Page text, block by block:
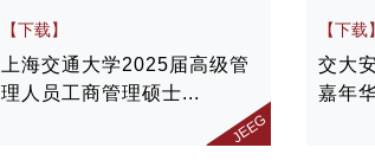
【下载】
上海交通大学2025届高级管
理人员工商管理硕士...
JEEG
【下载】
交大
嘉年